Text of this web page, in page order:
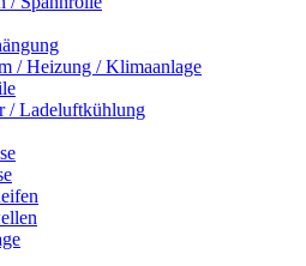
/ Heizung / Klimaanlage
/ Ladeluftkühlung